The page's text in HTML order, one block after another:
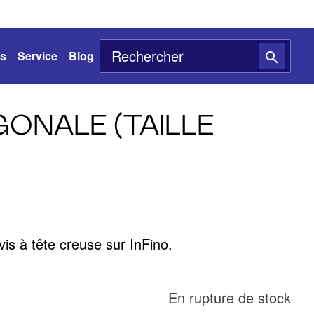
Service Blog
(TAILLE
à tête creuse sur InFino.
En rupture de stock